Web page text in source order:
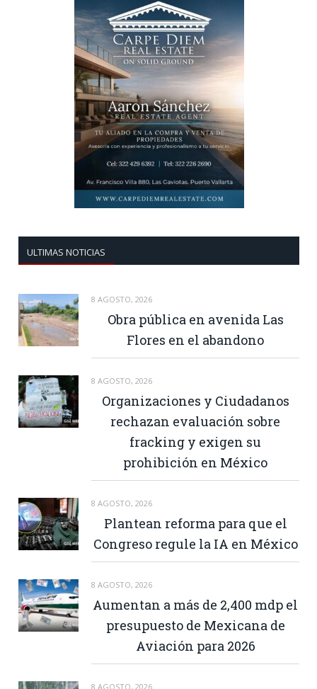
ULTIMAS NOTICIAS
8 AGOSTO, 2026
Obra pública en avenida Las
Flores en el abandono
8 AGOSTO, 2026
Organizaciones y Ciudadanos
rechazan evaluación sobre
fracking y exigen su
prohibición en México
8 AGOSTO, 2026
Plantean reforma para que el
Congreso regule la IA en México
8 AGOSTO, 2026
Aumentan a más de 2,400 mdp el
presupuesto de Mexicana de
Aviación para 2026
8 AGOSTO, 2026